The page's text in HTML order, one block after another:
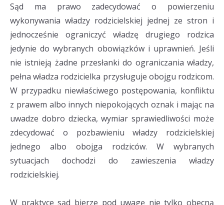
Sąd ma prawo zadecydować o powierzeniu
wykonywania władzy rodzicielskiej jednej ze stron i
jednocześnie ograniczyć władzę drugiego rodzica
jedynie do wybranych obowiązków i uprawnień. Jeśli
nie istnieją żadne przesłanki do ograniczania władzy,
pełna władza rodzicielka przysługuje obojgu rodzicom.
W przypadku niewłaściwego postępowania, konfliktu
z prawem albo innych niepokojących oznak i mając na
uwadze dobro dziecka, wymiar sprawiedliwości może
zdecydować o pozbawieniu władzy rodzicielskiej
jednego albo obojga rodziców. W wybranych
sytuacjach dochodzi do zawieszenia władzy
rodzicielskiej.
W praktyce sąd bierze pod uwagę nie tylko obecną